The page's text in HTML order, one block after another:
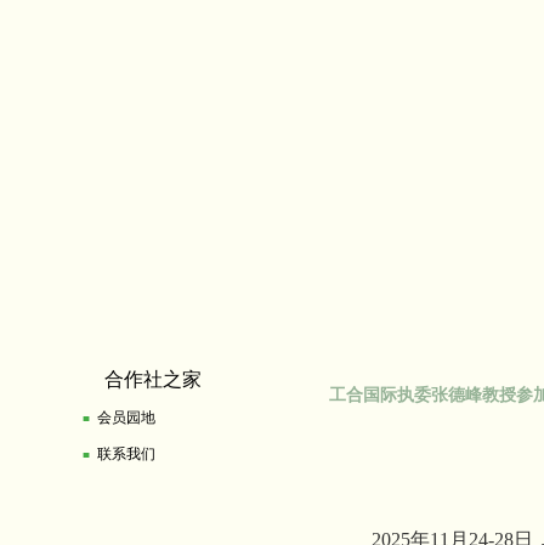
合作社之家
■ 会员园地
■ 联系我们
工合国际执委张德峰教授参
2025年11月24-28